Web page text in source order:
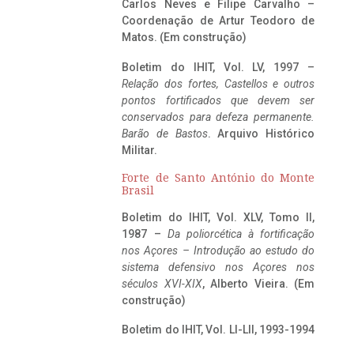
Carlos Neves e Filipe Carvalho –
Coordenação de Artur Teodoro de
Matos. (Em construção)
Boletim do IHIT, Vol. LV, 1997 –
Relação dos fortes, Castellos e outros
pontos fortificados que devem ser
conservados para defeza permanente.
Barão de Bastos. Arquivo Histórico
Militar.
Forte de Santo António do Monte
Brasil
Boletim do IHIT, Vol. XLV, Tomo II,
1987 – Da poliorcética à fortificação
nos Açores – Introdução ao estudo do
sistema defensivo nos Açores nos
séculos XVI-XIX, Alberto Vieira. (Em
construção)
Boletim do IHIT, Vol. LI-LII, 1993-1994